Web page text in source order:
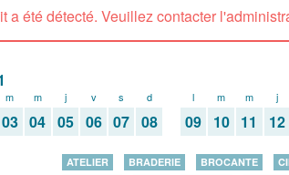
a été détecté. Veuillez contacter
m
03
m
04
j
05
v
06
s
07
d
08
l
09
m
10
m
11
j
12
ATELIER BRADERIE BROCANTE